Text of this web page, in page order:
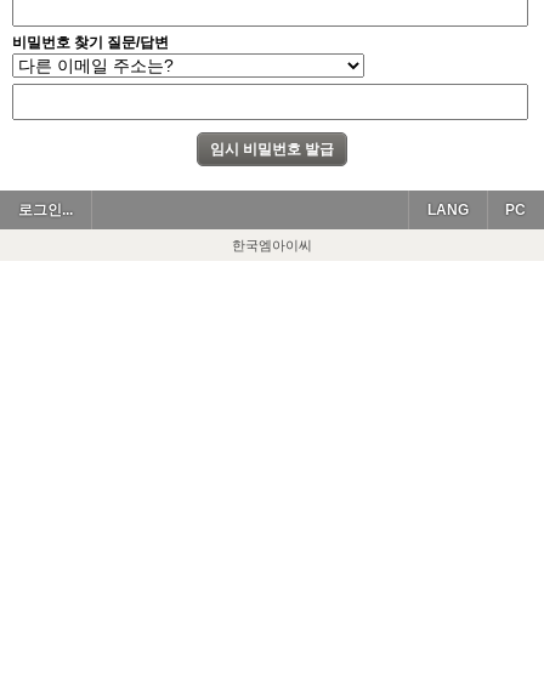
비밀번호 찾기 질문/답변
로그인... PC
LANG
한국엠아이씨